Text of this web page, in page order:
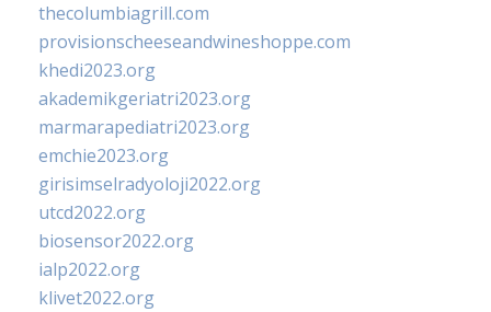
thecolumbiagrill.com
provisionscheeseandwineshoppe.com
khedi2023.org
akademikgeriatri2023.org
marmarapediatri2023.org
emchie2023.org
girisimselradyoloji2022.org
utcd2022.org
biosensor2022.org
ialp2022.org
klivet2022.org